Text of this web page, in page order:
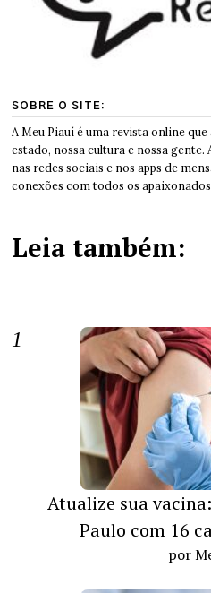
SOBRE O SITE:
A Meu Piauí é uma revista online
estado, nossa cultura e nossa
nas redes sociais e nos apps de
conexões com todos os
Leia também:
Atualize sua
Paulo com 16
por